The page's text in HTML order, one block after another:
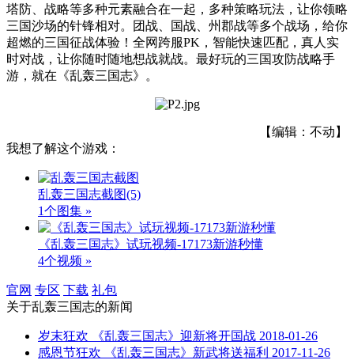
塔防、战略等多种元素融合在一起，多种策略玩法，让你领略
三国沙场的针锋相对。团战、国战、州郡战等多个战场，给你
超燃的三国征战体验！全网跨服PK，智能快速匹配，真人实
时对战，让你随时随地想战就战。最好玩的三国攻防战略手
游，就在《乱轰三国志》。
【编辑：不动】
我想了解这个游戏：
乱轰三国志截图(5)
1个图集 »
《乱轰三国志》试玩视频-17173新游秒懂
4个视频 »
官网 专区 下载 礼包
关于乱轰三国志的新闻
岁末狂欢 《乱轰三国志》迎新将开国战 2018-01-26
感恩节狂欢 《乱轰三国志》新武将送福利 2017-11-26